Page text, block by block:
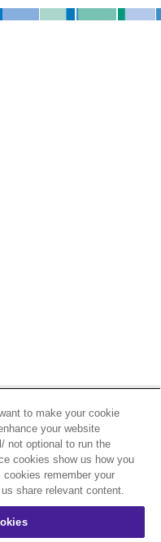
to make your cookie
your website
not optional to run the
cookies show us how you
remember your
share relevant content.